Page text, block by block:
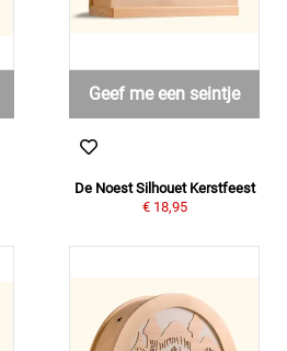
Geef me een seintje
De Noest Silhouet Kerstfeest
€ 18,95